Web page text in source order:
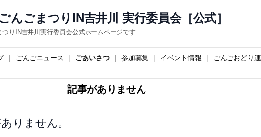
んごまつりIN吉井川 実行委員会［公式］
りIN吉井川実行委員会公式ホームページです
ごんごニュース ごあいさつ 参加募集 イベント情報 ごんごおどり連
記事がありません
りません。